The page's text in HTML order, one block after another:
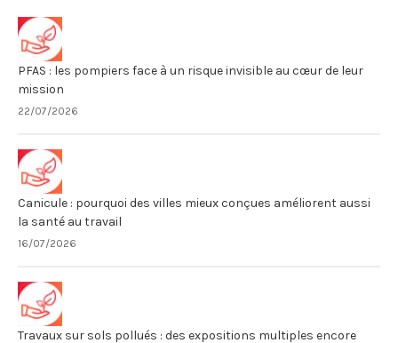
PFAS : les pompiers face à un risque invisible au cœur de leur
mission
22/07/2026
Canicule : pourquoi des villes mieux conçues améliorent aussi
la santé au travail
16/07/2026
Travaux sur sols pollués : des expositions multiples encore